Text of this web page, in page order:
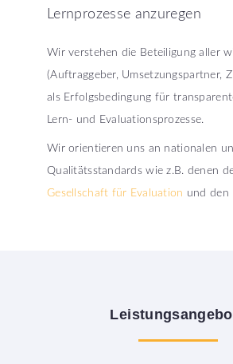
Lernprozesse anzuregen
Wir verstehen die Beteiligung aller
(Auftraggeber, Umsetzungspartner,
als Erfolgsbedingung für
Lern- und Evaluationsprozesse.
Wir orientieren uns an nationalen
Qualitätsstandards wie z.B. denen
Gesellschaft für Evaluation und den